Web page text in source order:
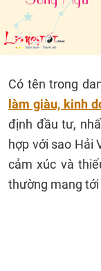
Có tên trong
làm giàu, kinh
định đầu tư,
hợp với sao Hải
cảm xúc và
thường mang